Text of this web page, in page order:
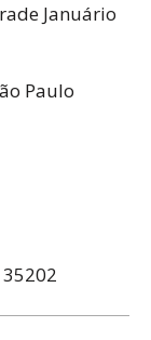
Januário
Paulo
35202